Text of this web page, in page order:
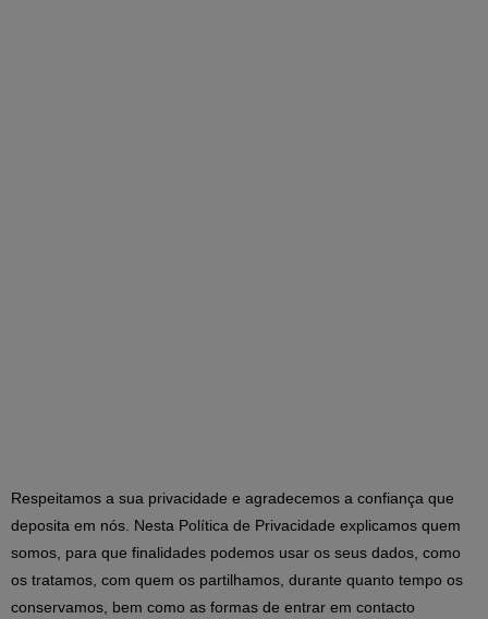
Respeitamos a sua privacidade e agradecemos a confiança que
deposita em nós. Nesta Política de Privacidade explicamos quem
somos, para que finalidades podemos usar os seus dados, como
os tratamos, com quem os partilhamos, durante quanto tempo os
conservamos, bem como as formas de entrar em contacto